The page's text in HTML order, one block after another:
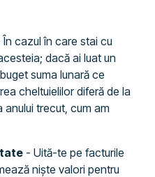
În cazul în care stai cu
dacă ai luat un
suma lunară ce
cheltuielilor diferă de la
anului trecut, cum am
- Uită-te pe facturile
niște valori pentru